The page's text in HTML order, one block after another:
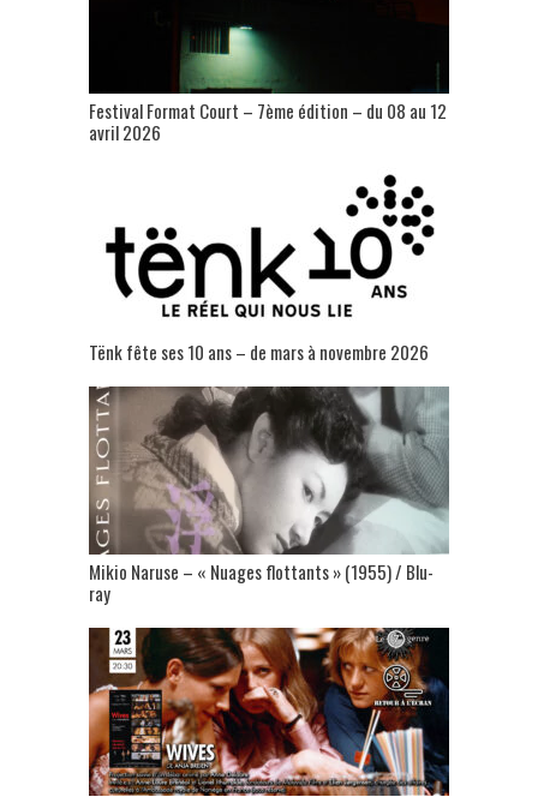
Festival Format Court – 7ème édition – du 08 au 12
avril 2026
Tënk fête ses 10 ans – de mars à novembre 2026
Mikio Naruse – « Nuages flottants » (1955) / Blu-
ray